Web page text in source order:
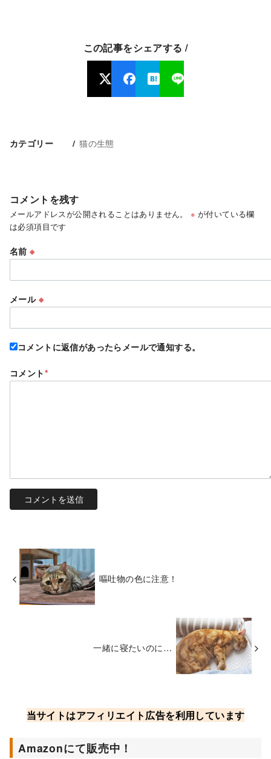
この記事をシェアする /
カテゴリー 猫の生態
コメントを残す
メールアドレスが公開されることはありません。 ※ が付いている欄
は必須項目です
名前※
メール ※
コメントに返信があったらメールで通知する。
コメント*
嘔吐物の色に注意！
一緒に寝たいのに…
当サイトはアフィリエイト広告を利用しています
Amazonにて販売中！